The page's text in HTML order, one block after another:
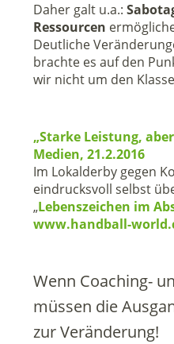
Daher galt u.a.:
Ressourcen
Deutliche
brachte es auf den
wir nicht um den
„Starke Leistung,
Medien, 21.2.2016
Im Lokalderby gegen
eindrucksvoll selbst
„Lebenszeichen im
www.handball-
Wenn Coaching-
müssen die
zur Veränderung!